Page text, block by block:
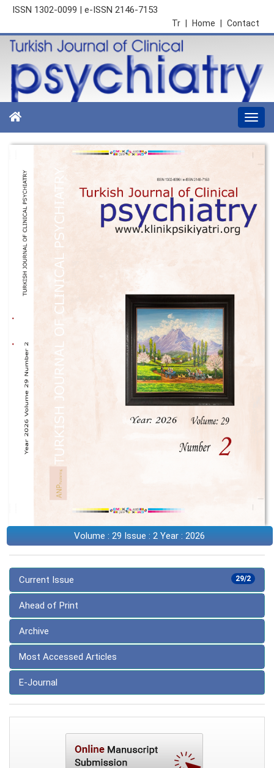
ISSN 1302-0099 | e-ISSN 2146-7153
Contact
Home
Tr
Volume : 29 Issue : 2 Year : 2026
29/2
Current Issue
Ahead of Print
Archive
Most Accessed Articles
E-Journal